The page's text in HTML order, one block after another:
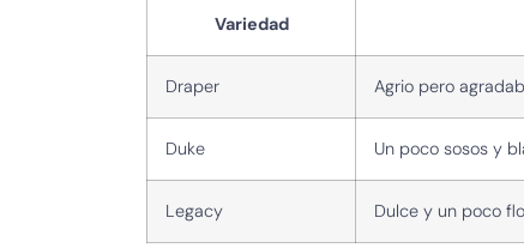
Variedad
Draper Agrio pero
Duke Un poco sosos y
Legacy Dulce y un poco